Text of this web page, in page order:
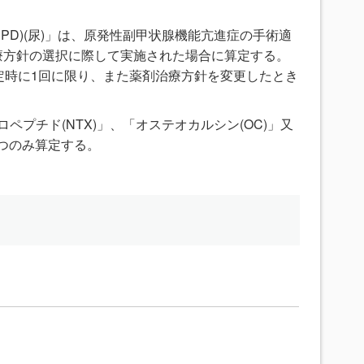
尿)」は、原発性副甲状腺機能亢進症の手術適
針の選択に際して実施された場合に算定する。
に1回に限り、また薬剤治療方針を変更したとき
プチド(NTX)」、「オステオカルシン(OC)」又
み算定する。